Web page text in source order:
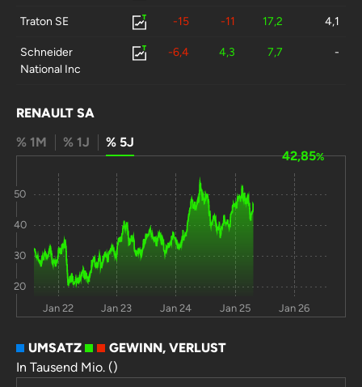
Traton SE -15 -11 17,2 4,1
Schneider
National Inc
-6,4 4,3 7,7 -
SA
Knorr Bremse
AG
-2,2
Mitsubishi
Heavy
Industries Ltd
4,4 109 -25 21,3
Rivian
Automotive
-0,7 30,8 -35
Holdings Corp
RENAULT SA
% 1M
% 1J
% 5J
42,85%
20
30
40
50
Jan 22 Jan 23 Jan 24 Jan 25 Jan 26
UMSATZ
GEWINN, VERLUST
In Tausend Mio. ()